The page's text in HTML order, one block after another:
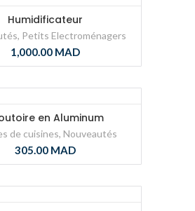
Humidificateur
, Petits Electroménagers
1,000.00 MAD
en Aluminum
de cuisines, Nouveautés
305.00 MAD